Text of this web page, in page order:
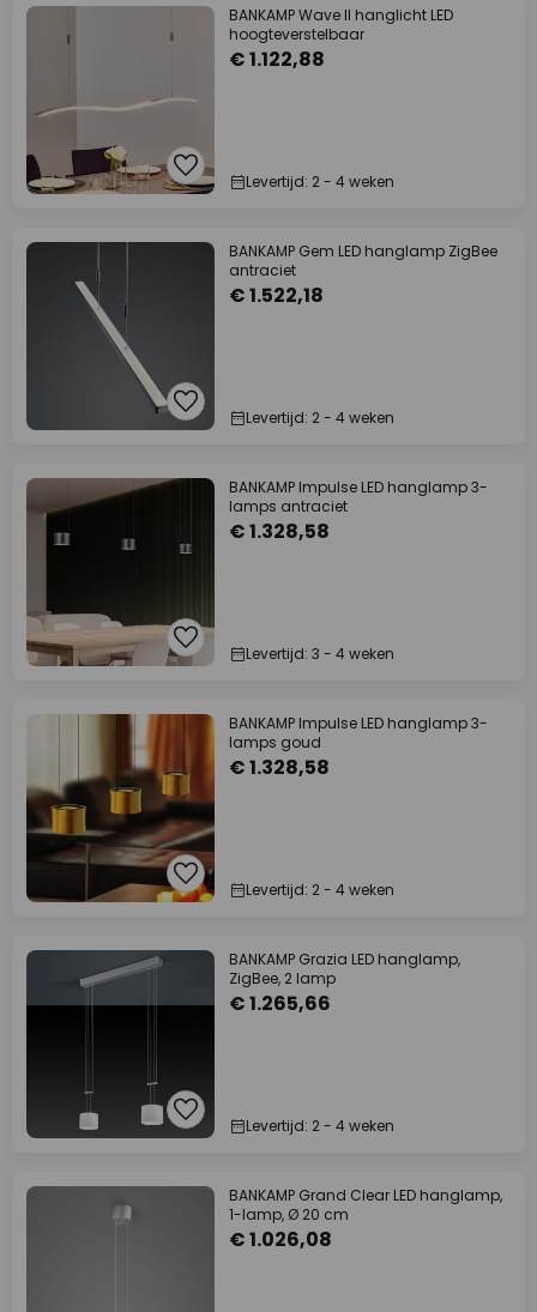
BANKAMP Wave II hanglicht LED
hoogteverstelbaar
€ 1.122,88
Levertijd: 2 - 4 weken
BANKAMP Gem LED hanglamp ZigBee
antraciet
€ 1.522,18
Levertijd: 2 - 4 weken
BANKAMP Impulse LED hanglamp 3-
lamps antraciet
€ 1.328,58
Levertijd: 3 - 4 weken
BANKAMP Impulse LED hanglamp 3-
lamps goud
€ 1.328,58
Levertijd: 2 - 4 weken
BANKAMP Grazia LED hanglamp,
ZigBee, 2 lamp
€ 1.265,66
Levertijd: 2 - 4 weken
BANKAMP Grand Clear LED hanglamp,
1-lamp, Ø 20 cm
€ 1.026,08